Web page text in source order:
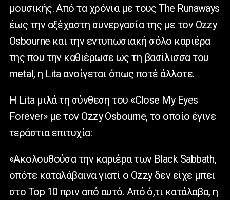
μουσικής. Από τα χρόνια με τους The Runaways
έως την αξέχαστη συνεργασία της με τον Ozzy
Osbourne και την εντυπωσιακή σόλο καριέρα
της που την καθιέρωσε ως τη βασίλισσα του
metal, η Lita ανοίγεται όπως ποτέ άλλοτε.
Η Lita μιλά τη σύνθεση του «Close My Eyes
Forever» με τον Ozzy Osbourne, το οποίο έγινε
τεράστια επιτυχία:
«Ακολουθούσα την καριέρα των Black Sabbath,
οπότε καταλάβαινα γιατί ο Ozzy δεν είχε μπει
στο Top 10 πριν από αυτό. Από ό,τι κατάλαβα, η